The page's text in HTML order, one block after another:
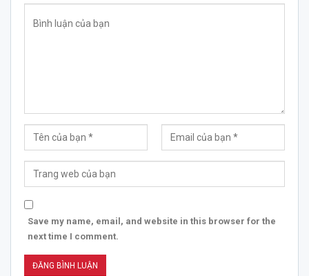
Save my name, email, and website in this browser for the
next time I comment.